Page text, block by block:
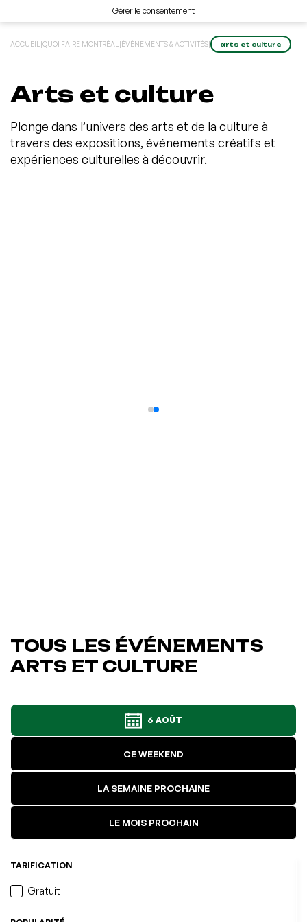
Gérer le consentement
ACCUEIL |QUOI FAIRE MONTRÉAL |ÉVÉNEMENTS & ACTIVITÉS| arts et culture
Arts et culture
Plonge dans l’univers des arts et de la culture à
travers des expositions, événements créatifs et
expériences culturelles à découvrir.
TOUS LES ÉVÉNEMENTS
ARTS ET CULTURE
6 AOÛT
CE WEEKEND
LA SEMAINE PROCHAINE
LE MOIS PROCHAIN
TARIFICATION
Gratuit